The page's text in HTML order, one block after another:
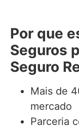
Por que
Seguros
Seguro
Mais de
mercado
Parceria